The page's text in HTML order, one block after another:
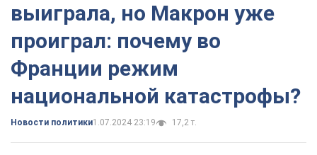
выиграла, но Макрон уже
проиграл: почему во
Франции режим
национальной катастрофы?
Новости политики1.07.2024 23:19 17,2 т.